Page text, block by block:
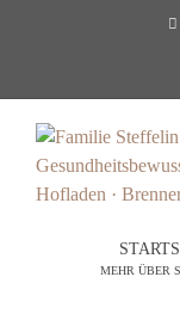
MEHR ÜBER